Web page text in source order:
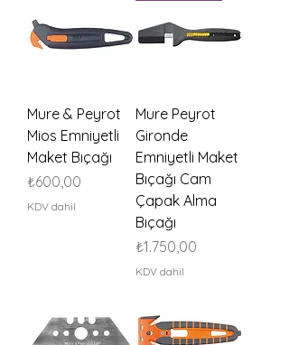
Mure & Peyrot
Mios Emniyetli
Maket Bıçağı
Fiyat
₺600,00
KDV dahil
Mure Peyrot
Gironde
Emniyetli Maket
Bıçağı Cam
Çapak Alma
Bıçağı
Fiyat
₺1.750,00
KDV dahil